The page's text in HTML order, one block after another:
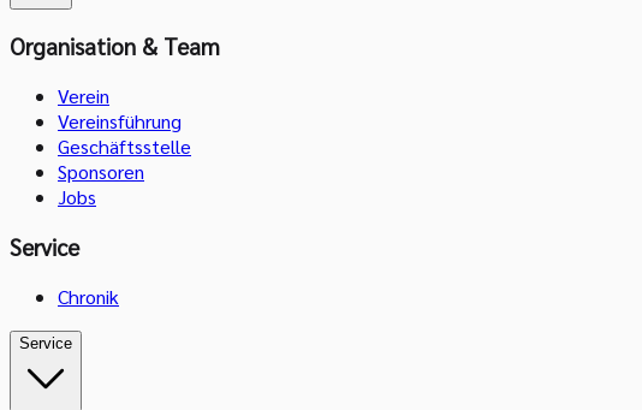
Organisation & Team
Verein
Vereinsführung
Geschäftsstelle
Sponsoren
Jobs
Service
Chronik
Service